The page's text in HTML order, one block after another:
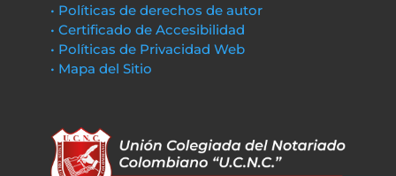
• Políticas de derechos de autor
• Certificado de Accesibilidad
• Políticas de Privacidad Web
• Mapa del Sitio